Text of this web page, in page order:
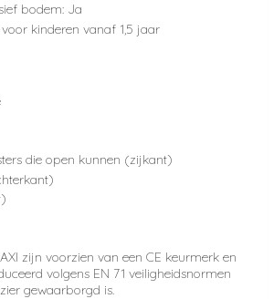
bodem: Ja
kinderen vanaf 1,5 jaar
die open kunnen (zijkant)
zijn voorzien van een CE keurmerk en
volgens EN 71 veiligheidsnormen
gewaarborgd is.